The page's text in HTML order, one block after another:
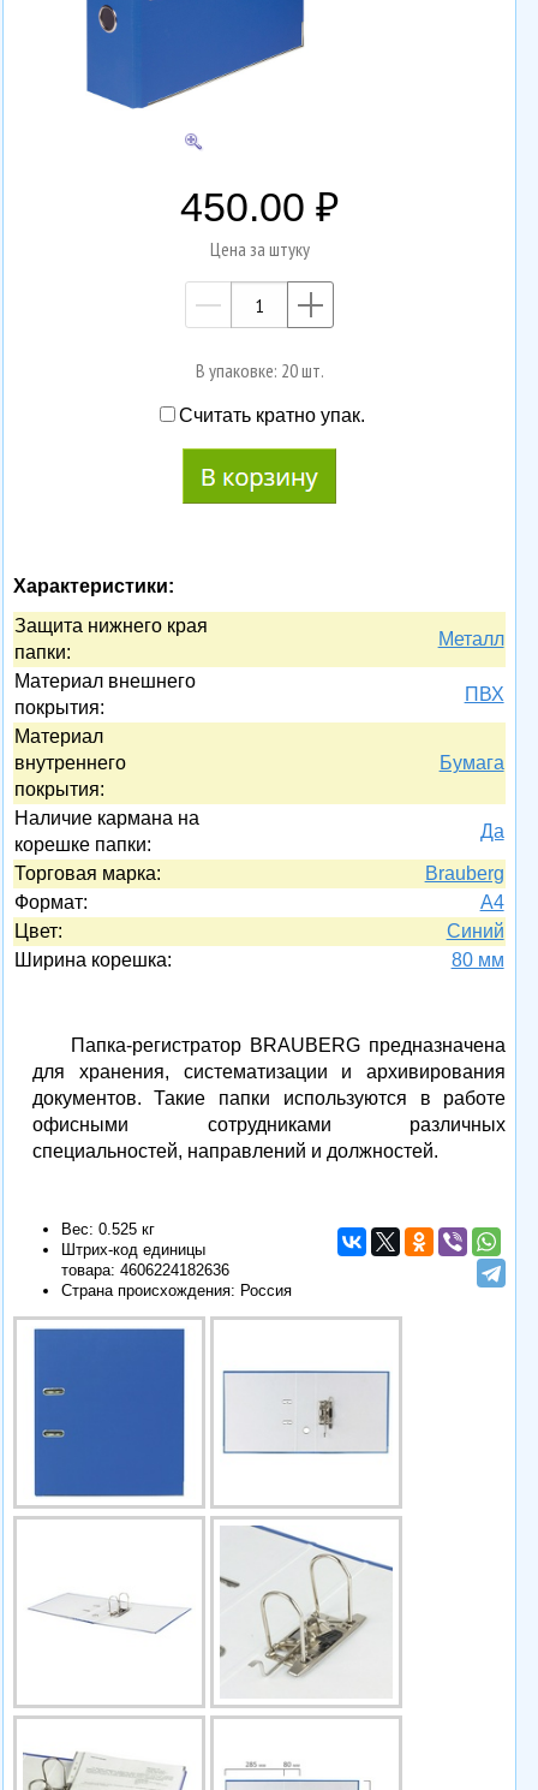
450.00
Цена за штуку
—
В упаковке: 20 шт.
Считать кратно упак.
Характеристики:
Защита нижнего края
папки:
Металл
Материал внешнего
покрытия:
ПВХ
Материал
внутреннего
покрытия:
Бумага
Наличие кармана на
корешке папки:
Да
Торговая марка:
Brauberg
Формат:
A4
Цвет:
Синий
Ширина корешка:
80 мм
Папка-регистратор BRAUBERG предназначена
для хранения, систематизации и архивирования
документов. Такие папки используются в работе
офисными сотрудниками различных
специальностей, направлений и должностей.
Вес: 0.525 кг
Штрих-код единицы
товара: 4606224182636
Страна происхождения: Россия